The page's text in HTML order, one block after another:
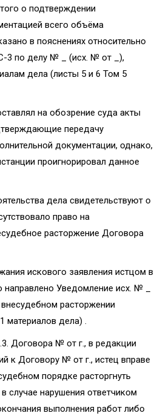
о подтверждении
всего объёма
в пояснениях относительно
3 по делу № _ (исх. № от _),
дела (листы 5 и 6 Том 5
на обозрение суда акты
передачу
документации, однако,
проигнорировал данное
дела свидетельствуют о
право на
расторжение Договора
искового заявления истцом в
Уведомление исх. № _
расторжении
материалов дела) .
Договора № от г., в редакции
к Договору № от г., истец вправе
порядке расторгнуть
случае нарушения ответчиком
выполнения работ либо